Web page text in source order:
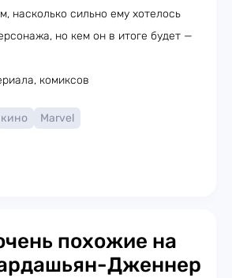
насколько сильно ему хотелось
но кем он в итоге будет —
комиксов
кино Marvel
похожие на
Дженнер